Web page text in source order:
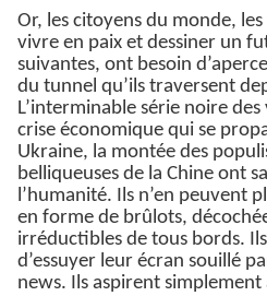
Or, les citoyens du monde,
vivre en paix et dessiner un
suivantes, ont besoin
du tunnel qu’ils traversent
L’interminable série noire
crise économique qui se
Ukraine, la montée des
belliqueuses de la Chine ont
l’humanité. Ils n’en peuvent
en forme de brûlots,
irréductibles de tous bords.
d’essuyer leur écran souillé
news. Ils aspirent simplement